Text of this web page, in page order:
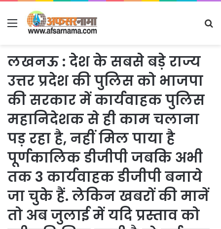
Menu
लखनऊ : देश के सबसे बड़े राज्य
उत्तर प्रदेश की पुलिस को भाजपा
की सरकार में कार्यवाहक पुलिस
महानिदेशक से ही काम चलाना
पड़ रहा है, नहीं मिल पाया है
पूर्णकालिक डीजीपी जबकि अभी
तक 3 कार्यवाहक डीजीपी बनाये
जा चुके हैं. लेकिन खबरों की मानें
तो अब जुलाई में यदि प्रस्ताव को